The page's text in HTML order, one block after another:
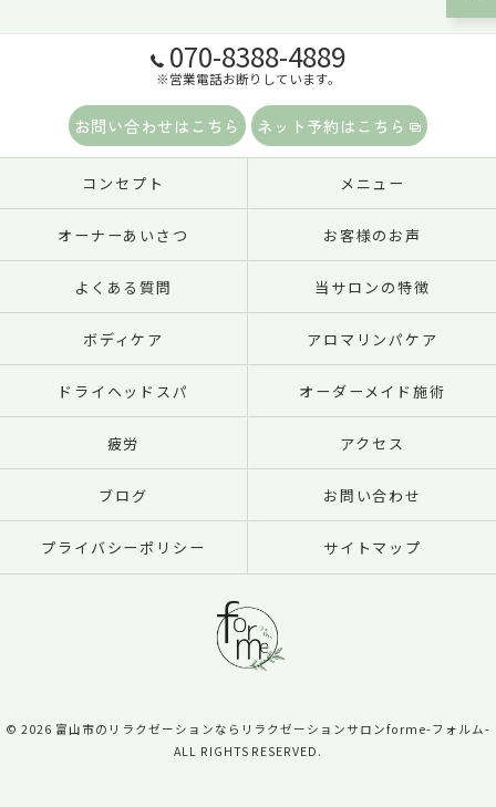
070-8388-4889
※営業電話お断りしています。
お問い合わせはこちら ネット予約はこちら
コンセプト メニュー
オーナーあいさつ お客様のお声
よくある質問 当サロンの特徴
ボディケア アロマリンパケア
ドライヘッドスパ オーダーメイド施術
疲労 アクセス
ブログ お問い合わせ
プライバシーポリシー サイトマップ
© 2026 富山市のリラクゼーションならリラクゼーションサロンforme-フォルム-
ALL RIGHTS RESERVED.